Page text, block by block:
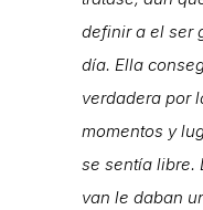
definir a el ser
día. Ella
verdadera por
momentos y
se sentía libre.
van le daban